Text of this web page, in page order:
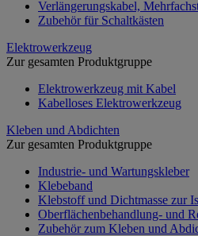
Verlängerungskabel,
Zubehör für Schaltkästen
Elektrowerkzeug
Zur gesamten Produktgruppe
Elektrowerkzeug mit Kabel
Kabelloses Elektrowerkzeug
Kleben und Abdichten
Zur gesamten Produktgruppe
Industrie- und Wartungskleber
Klebeband
Klebstoff und Dichtmasse zur
Oberflächenbehandlung- und
Zubehör zum Kleben und